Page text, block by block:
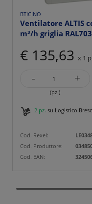
BTICINO
Ventilatore ALTIS
m³/h griglia
€ 135,63 x 1
- +
(pz.)
2 pz. su Logistico
Cod. Rexel:
Cod. Produttore:
Cod. EAN: